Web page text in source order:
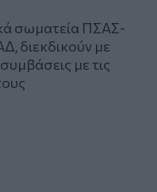
σωματεία ΠΣΑΣ-
με
με τις